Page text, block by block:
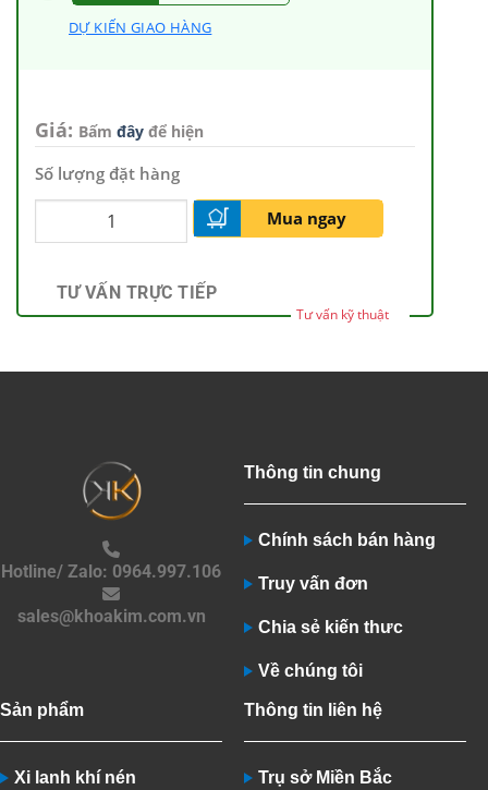
DỰ KIẾN GIAO HÀNG
Giá: Bấm đây để hiện
Số lượng đặt hàng
Mua ngay
TƯ VẤN TRỰC TIẾP
Tư vấn kỹ thuật
Hotline/ Zalo: 0964.997.106
sales@khoakim.com.vn
Thông tin chung
Chính sách bán hàng
Truy vấn đơn
Chia sẻ kiến thưc
Về chúng tôi
Sản phẩm
Xi lanh khí nén
Thông tin liên hệ
Trụ sở Miền Bắc